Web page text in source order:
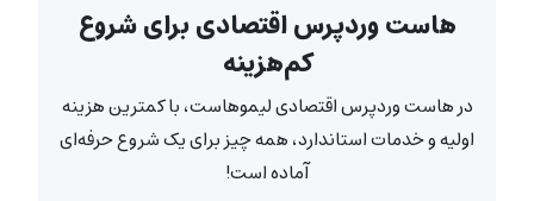
هاست وردپرس اقتصادی برای شروع
کم‌هزینه
در هاست وردپرس اقتصادی لیموهاست، با کمترین هزینه
اولیه و خدمات استاندارد، همه چیز برای یک شروع حرفه‌ای
آماده است!